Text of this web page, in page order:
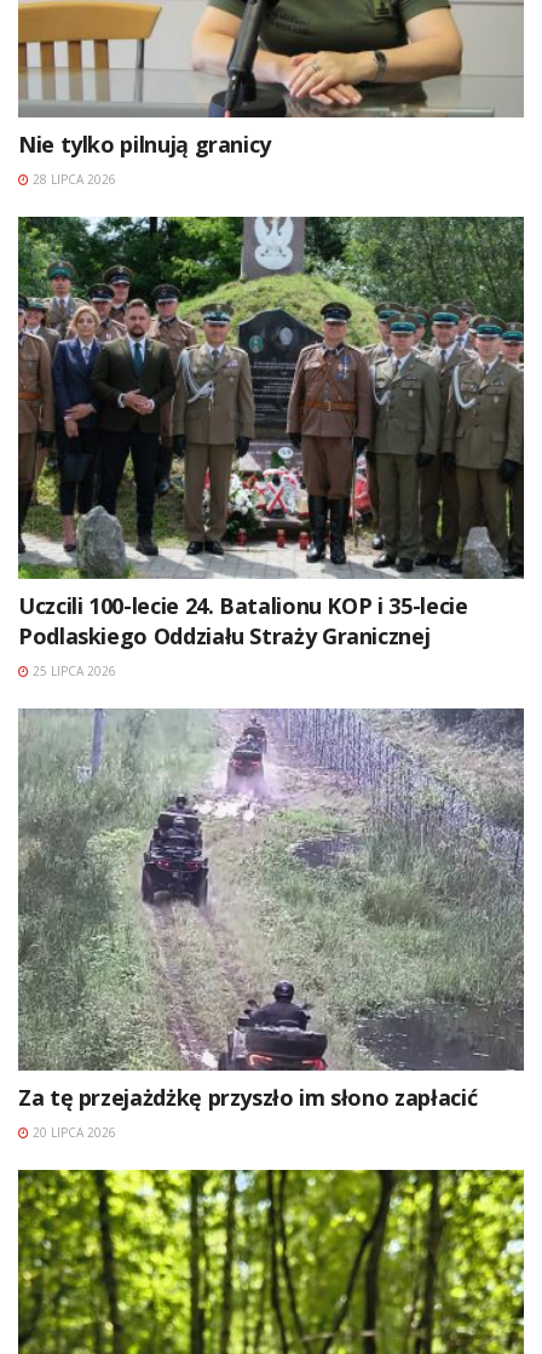
Nie tylko pilnują granicy
28 LIPCA 2026
Uczcili 100-lecie 24. Batalionu KOP i 35-lecie
Podlaskiego Oddziału Straży Granicznej
25 LIPCA 2026
Za tę przejażdżkę przyszło im słono zapłacić
20 LIPCA 2026